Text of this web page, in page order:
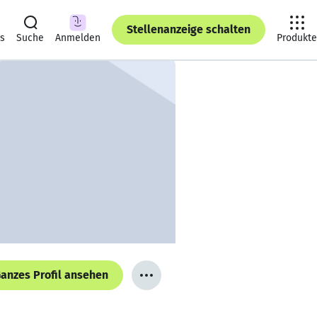
Suche Anmelden
Stellenanzeige schalten
Produkte
Profil ansehen